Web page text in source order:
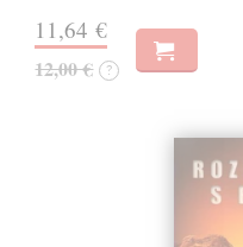
11,64 €
12,00 € ?